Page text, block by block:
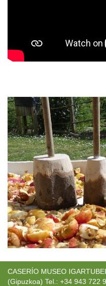
CASERÍO MUSEO
(Gipuzkoa) Tel.: +34 943 722